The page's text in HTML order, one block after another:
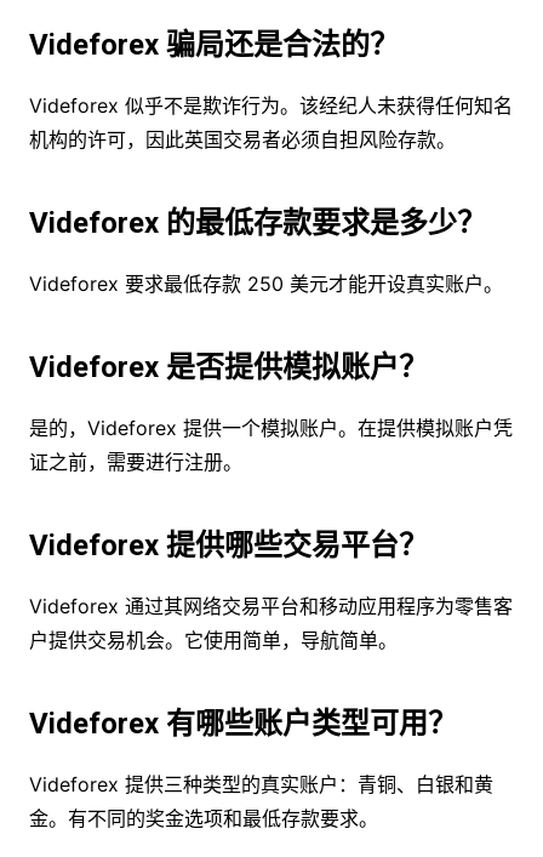
Videforex 骗局还是合法的？
Videforex 似乎不是欺诈行为。该经纪人未获得任何知名
机构的许可，因此英国交易者必须自担风险存款。
Videforex 的最低存款要求是多少？
Videforex 要求最低存款 250 美元才能开设真实账户。
Videforex 是否提供模拟账户？
是的，Videforex 提供一个模拟账户。在提供模拟账户凭
证之前，需要进行注册。
Videforex 提供哪些交易平台？
Videforex 通过其网络交易平台和移动应用程序为零售客
户提供交易机会。它使用简单，导航简单。
Videforex 有哪些账户类型可用？
Videforex 提供三种类型的真实账户：青铜、白银和黄
金。有不同的奖金选项和最低存款要求。